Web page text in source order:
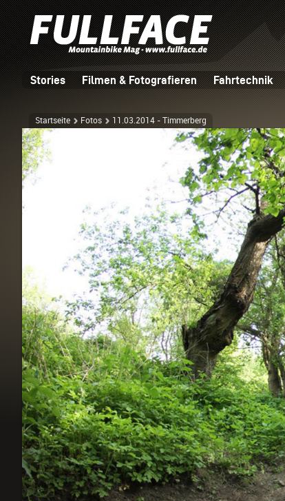
Stories Filmen & Fotografieren Fahrtechnik
Startseite Fotos 11.03.2014 - Timmerberg